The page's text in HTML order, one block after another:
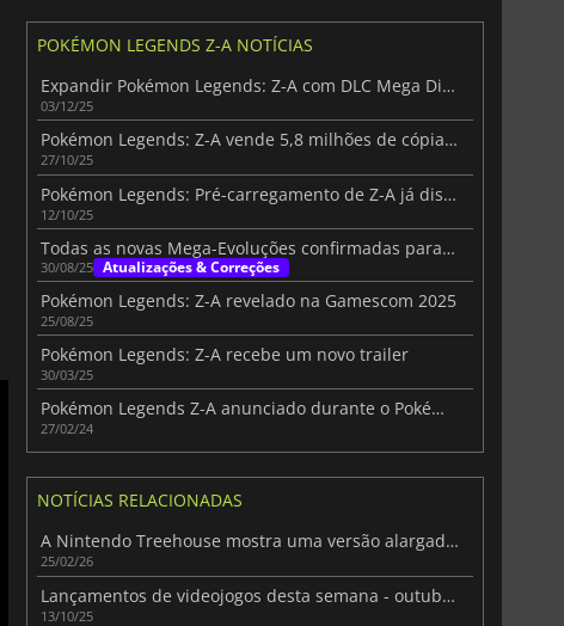
POKÉMON LEGENDS Z-A NOTÍCIAS
Expandir Pokémon Legends: Z-A com DLC Mega Dimensão
03/12/25
Pokémon Legends: Z-A vende 5,8 milhões de cópias, Switch 2 lidera metade
27/10/25
Pokémon Legends: Pré-carregamento de Z-A já disponível antes do lançamento
12/10/25
Todas as novas Mega-Evoluções confirmadas para Pokémon Legends: Z-A
30/08/25 Atualizações & Correções
Pokémon Legends: Z-A revelado na Gamescom 2025
25/08/25
Pokémon Legends: Z-A recebe um novo trailer
30/03/25
Pokémon Legends Z-A anunciado durante o Pokémon Presents
27/02/24
NOTÍCIAS RELACIONADAS
A Nintendo Treehouse mostra uma versão alargada do jogo Pokémon Pokopia
25/02/26
Lançamentos de videojogos desta semana - outubro de 2025 (Semana 42)
13/10/25